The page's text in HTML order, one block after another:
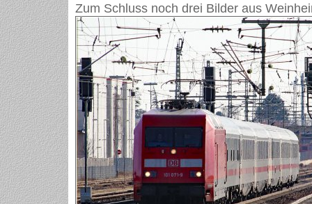
Zum Schluss noch drei Bilder aus